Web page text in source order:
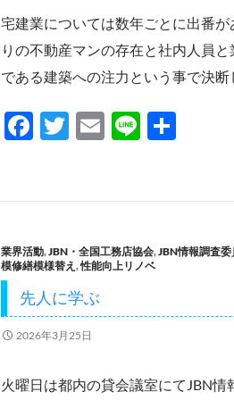
宅建業については数年ごとに出番
りの不動産マンの存在と社内人員
である建築への注力という事で決断
F
b
o
o
k
T
er
E
Li
業界活動,JBN・全国工務店協会,JBN情報調査委
模修繕模様替え ,性能向上リノベ
先人に学ぶ
2026年3月25日
火曜日は都内の貸会議室にてJBN情